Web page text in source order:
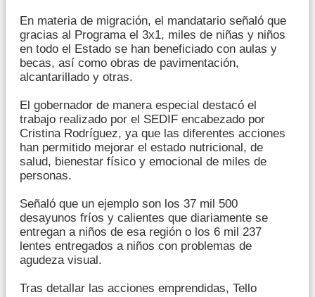
En materia de migración, el mandatario señaló que
gracias al Programa el 3x1, miles de niñas y niños
en todo el Estado se han beneficiado con aulas y
becas, así como obras de pavimentación,
alcantarillado y otras.
El gobernador de manera especial destacó el
trabajo realizado por el SEDIF encabezado por
Cristina Rodríguez, ya que las diferentes acciones
han permitido mejorar el estado nutricional, de
salud, bienestar físico y emocional de miles de
personas.
Señaló que un ejemplo son los 37 mil 500
desayunos fríos y calientes que diariamente se
entregan a niños de esa región o los 6 mil 237
lentes entregados a niños con problemas de
agudeza visual.
Tras detallar las acciones emprendidas, Tello